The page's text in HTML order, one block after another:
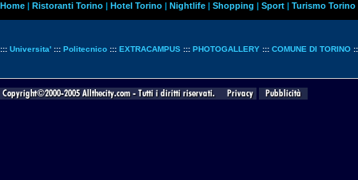
Home | Ristoranti Torino | Hotel Torino | Nightlife | Shopping | Sport | Turismo Torino
::: Universita' ::: Politecnico ::: EXTRACAMPUS ::: PHOTOGALLERY ::: COMUNE DI TORINO